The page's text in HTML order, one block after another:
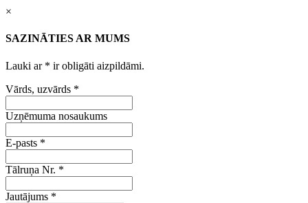
×
SAZINĀTIES AR MUMS
Lauki ar * ir obligāti aizpildāmi.
Vārds, uzvārds *
Uzņēmuma nosaukums
E-pasts *
Tālruņa Nr. *
Jautājums *